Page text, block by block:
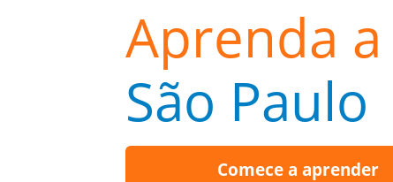
Aprenda
São Paulo
Comece a aprender